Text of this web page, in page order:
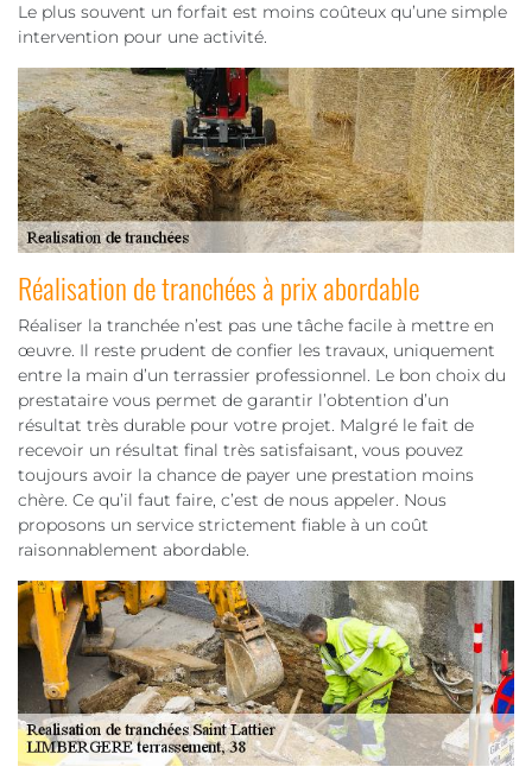
Le plus souvent un forfait est moins coûteux qu’une simple
intervention pour une activité.
Réalisation de tranchées à prix abordable
Réaliser la tranchée n’est pas une tâche facile à mettre en
œuvre. Il reste prudent de confier les travaux, uniquement
entre la main d’un terrassier professionnel. Le bon choix du
prestataire vous permet de garantir l’obtention d’un
résultat très durable pour votre projet. Malgré le fait de
recevoir un résultat final très satisfaisant, vous pouvez
toujours avoir la chance de payer une prestation moins
chère. Ce qu’il faut faire, c’est de nous appeler. Nous
proposons un service strictement fiable à un coût
raisonnablement abordable.